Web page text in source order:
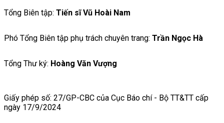
Tổng Biên tập: Tiến sĩ Vũ Hoài Nam
Phó Tổng Biên tập phụ trách chuyên trang: Trần Ngọc Hà
Tổng Thư ký: Hoàng Văn Vượng
Giấy phép số: 27/GP-CBC của Cục Báo chí - Bộ TT&TT cấp
ngày 17/9/2024